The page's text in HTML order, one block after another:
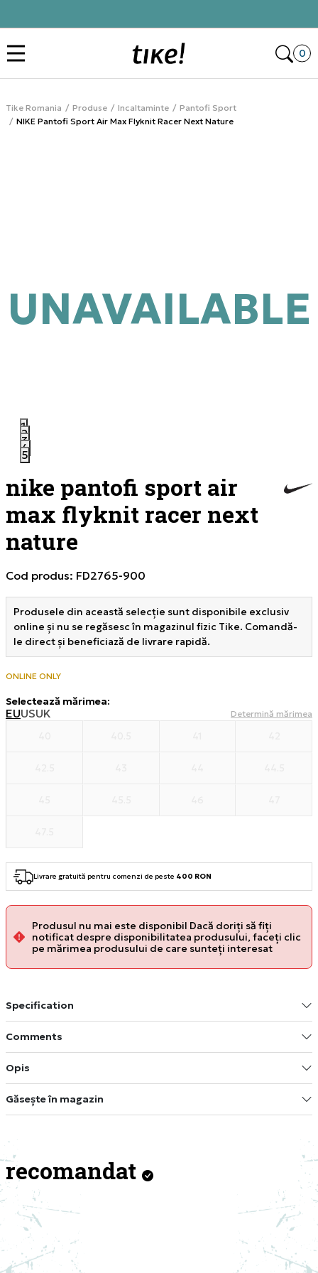
0
Tike Romania Produse Incaltaminte
Pantofi Sport
NIKE Pantofi Sport Air Max Flyknit Racer Next Nature
1
2
3
4
5
UNAVAILABLE
nike pantofi sport air
max flyknit racer next
nature
Cod produs: FD2765-900
Produsele din această selecție sunt disponibile exclusiv
online și nu se regăsesc în magazinul fizic Tike. Comandă-
le direct și beneficiază de livrare rapidă.
ONLINE ONLY
Selectează mărimea:
EUUSUK Determină mărimea
Livrare gratuită pentru comenzi de peste 400 RON
Produsul nu mai este disponibil Dacă doriți să fiți
notificat despre disponibilitatea produsului, faceți clic
pe mărimea produsului de care sunteți interesat
Specification
Comments
Opis
Găsește în magazin
recomandat